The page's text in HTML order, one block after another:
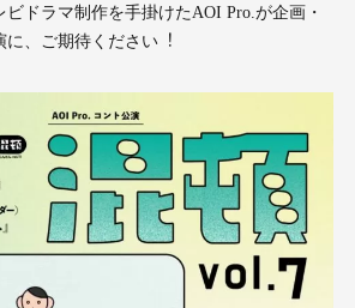
ドラマ制作を⼿掛けたAOI Pro.が企画・
、ご期待ください︕